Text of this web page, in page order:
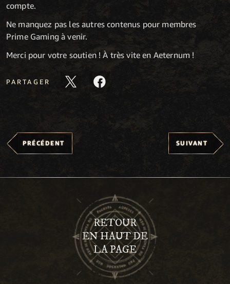
compte.
Ne manquez pas les autres contenus pour membres
Prime Gaming à venir.
Merci pour votre soutien ! À très vite en Aeternum !
PARTAGER
PRÉCÉDENT SUIVANT
RETOUR
EN HAUT DE
LA PAGE